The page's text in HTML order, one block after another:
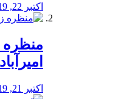
اکتبر 22, 2019
منظره‌‌
امیرآباد
اکتبر 21, 2019